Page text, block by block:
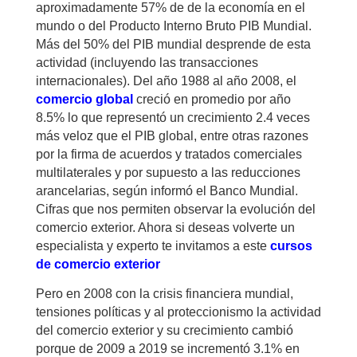
aproximadamente 57% de de la economía en el
mundo o del Producto Interno Bruto PIB Mundial.
Más del 50% del PIB mundial desprende de esta
actividad (incluyendo las transacciones
internacionales). Del año 1988 al año 2008, el
comercio global creció en promedio por año
8.5% lo que representó un crecimiento 2.4 veces
más veloz que el PIB global, entre otras razones
por la firma de acuerdos y tratados comerciales
multilaterales y por supuesto a las reducciones
arancelarias, según informó el Banco Mundial.
Cifras que nos permiten observar la evolución del
comercio exterior. Ahora si deseas volverte un
especialista y experto te invitamos a este cursos
de comercio exterior
Pero en 2008 con la crisis financiera mundial,
tensiones políticas y al proteccionismo la actividad
del comercio exterior y su crecimiento cambió
porque de 2009 a 2019 se incrementó 3.1% en